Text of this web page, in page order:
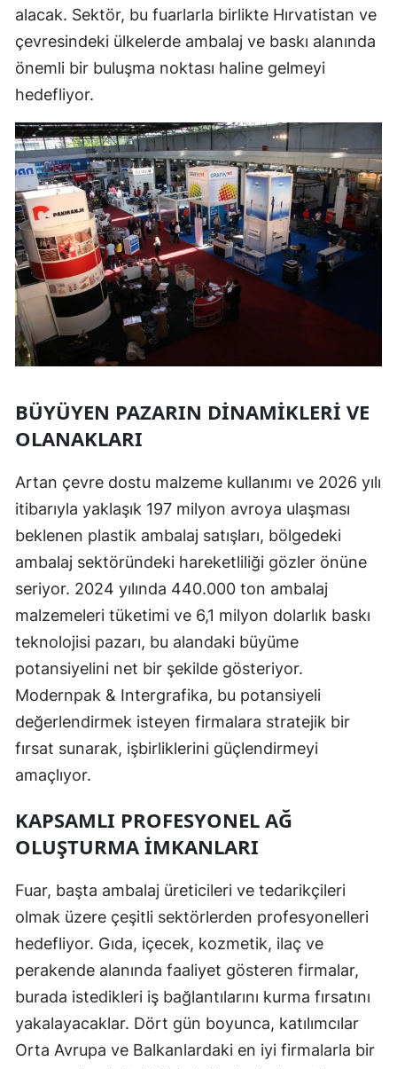
alacak. Sektör, bu fuarlarla birlikte Hırvatistan ve
çevresindeki ülkelerde ambalaj ve baskı alanında
önemli bir buluşma noktası haline gelmeyi
hedefliyor.
BÜYÜYEN PAZARIN DINAMIKLERI VE
OLANAKLARI
Artan çevre dostu malzeme kullanımı ve 2026 yılı
itibarıyla yaklaşık 197 milyon avroya ulaşması
beklenen plastik ambalaj satışları, bölgedeki
ambalaj sektöründeki hareketliliği gözler önüne
seriyor. 2024 yılında 440.000 ton ambalaj
malzemeleri tüketimi ve 6,1 milyon dolarlık baskı
teknolojisi pazarı, bu alandaki büyüme
potansiyelini net bir şekilde gösteriyor.
Modernpak & Intergrafika, bu potansiyeli
değerlendirmek isteyen firmalara stratejik bir
fırsat sunarak, işbirliklerini güçlendirmeyi
amaçlıyor.
KAPSAMLI PROFESYONEL AĞ
OLUŞTURMA İMKANLARI
Fuar, başta ambalaj üreticileri ve tedarikçileri
olmak üzere çeşitli sektörlerden profesyonelleri
hedefliyor. Gıda, içecek, kozmetik, ilaç ve
perakende alanında faaliyet gösteren firmalar,
burada istedikleri iş bağlantılarını kurma fırsatını
yakalayacaklar. Dört gün boyunca, katılımcılar
Orta Avrupa ve Balkanlardaki en iyi firmalarla bir